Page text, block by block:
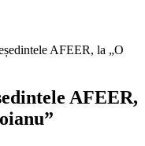
AFEER, la „O
AFEER,